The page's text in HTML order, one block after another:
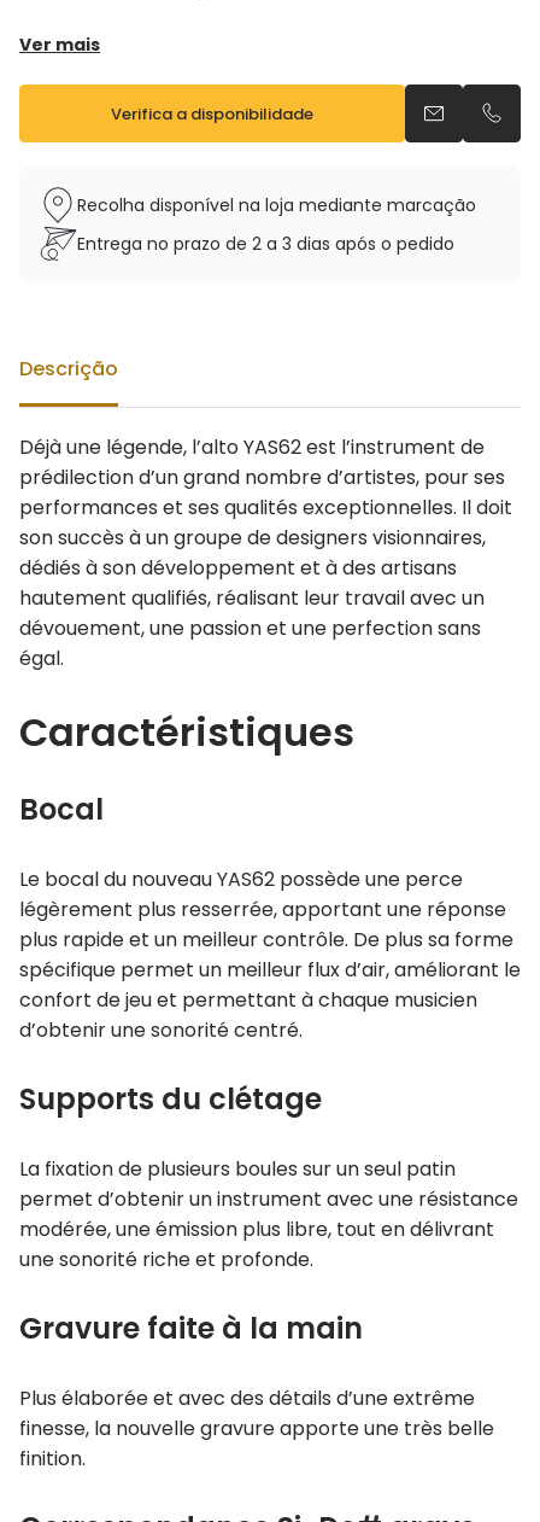
Tampons cuir
Les ressorts aiguille résistants à la corrosion
Vendu avec étui sac à dos et bec 4C
Ver mais
Verifica a disponibilidade Envia um e-
Recolha disponível na loja mediante marcação
Entrega no prazo de 2 a 3 dias após o pedido
Descrição
Déjà une légende, l’alto YAS62 est l’instrument de
prédilection d’un grand nombre d’artistes, pour ses
performances et ses qualités exceptionnelles. Il doit
son succès à un groupe de designers visionnaires,
dédiés à son développement et à des artisans
hautement qualifiés, réalisant leur travail avec un
dévouement, une passion et une perfection sans
égal.
Caractéristiques
Bocal
Le bocal du nouveau YAS62 possède une perce
légèrement plus resserrée, apportant une réponse
plus rapide et un meilleur contrôle. De plus sa forme
spécifique permet un meilleur flux d’air, améliorant le
confort de jeu et permettant à chaque musicien
d’obtenir une sonorité centré.
Supports du clétage
La fixation de plusieurs boules sur un seul patin
permet d’obtenir un instrument avec une résistance
modérée, une émission plus libre, tout en délivrant
une sonorité riche et profonde.
Gravure faite à la main
Plus élaborée et avec des détails d’une extrême
finesse, la nouvelle gravure apporte une très belle
finition.